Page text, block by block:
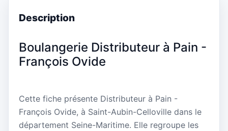
Description
Boulangerie Distributeur à Pain -
François Ovide
Cette fiche présente Distributeur à Pain -
François Ovide, à Saint-Aubin-Celloville dans le
département Seine-Maritime. Elle regroupe les